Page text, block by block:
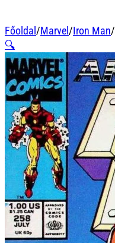
Főoldal /Marvel /Iron Man/
🔍